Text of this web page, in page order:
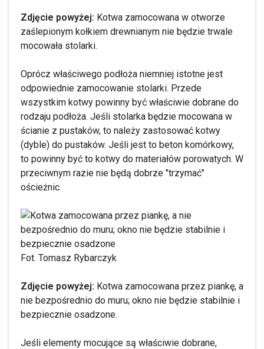
Zdjęcie powyżej: Kotwa zamocowana w otworze
zaślepionym kołkiem drewnianym nie będzie trwale
mocowała stolarki.
Oprócz właściwego podłoża niemniej istotne jest
odpowiednie zamocowanie stolarki. Przede
wszystkim kotwy powinny być właściwie dobrane do
rodzaju podłoża. Jeśli stolarka będzie mocowana w
ścianie z pustaków, to należy zastosować kotwy
(dyble) do pustaków. Jeśli jest to beton komórkowy,
to powinny być to kotwy do materiałów porowatych. W
przeciwnym razie nie będą dobrze "trzymać"
ościeżnic.
Fot. Tomasz Rybarczyk
Zdjęcie powyżej: Kotwa zamocowana przez piankę, a
nie bezpośrednio do muru; okno nie będzie stabilnie i
bezpiecznie osadzone.
Jeśli elementy mocujące są właściwie dobrane,